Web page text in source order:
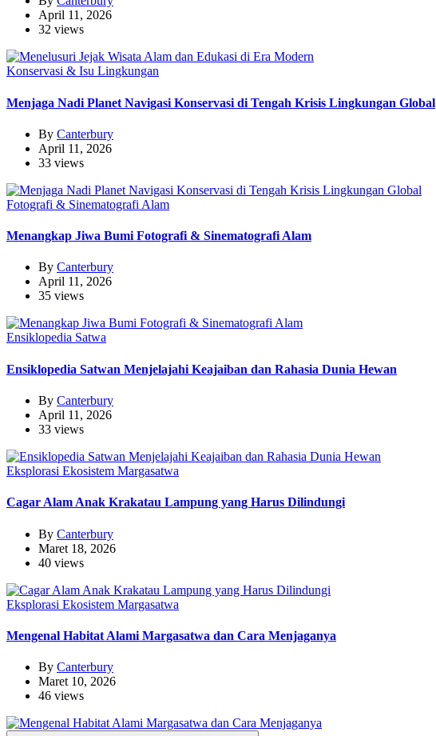
April 11, 2026
32 views
Konservasi & Isu Lingkungan
Menjaga Nadi Planet Navigasi Konservasi di Tengah Krisis Lingkungan Global
By Canterbury
April 11, 2026
33 views
Fotografi & Sinematografi Alam
Menangkap Jiwa Bumi Fotografi & Sinematografi Alam
By Canterbury
April 11, 2026
35 views
Ensiklopedia Satwa
Ensiklopedia Satwan Menjelajahi Keajaiban dan Rahasia Dunia Hewan
By Canterbury
April 11, 2026
33 views
Eksplorasi Ekosistem Margasatwa
Cagar Alam Anak Krakatau Lampung yang Harus Dilindungi
By Canterbury
Maret 18, 2026
40 views
Eksplorasi Ekosistem Margasatwa
Mengenal Habitat Alami Margasatwa dan Cara Menjaganya
By Canterbury
Maret 10, 2026
46 views